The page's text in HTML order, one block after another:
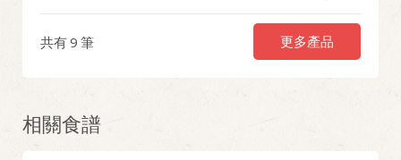
共有9 筆 更多產品
相關食譜